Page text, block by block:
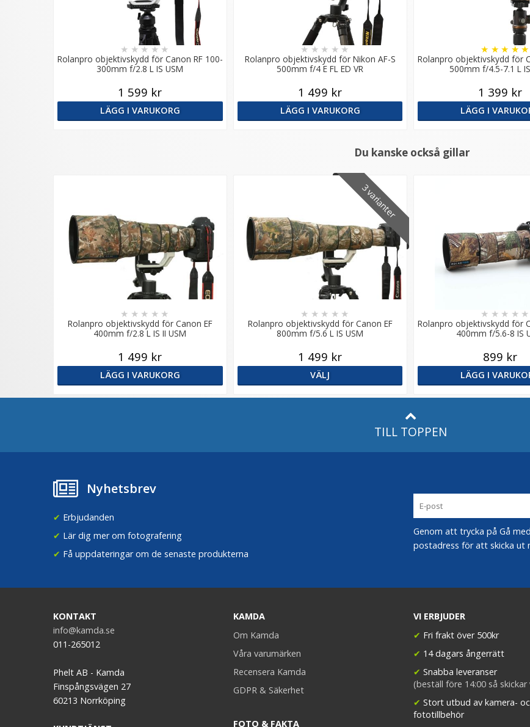
Rolanpro objektivskydd för Canon RF 100-
300mm f/2.8 L IS USM
★ ★ ★★ ★
1 599 kr
LÄGG I VARUKORG
Rolanpro objektivskydd för Nikon AF-S
500mm f/4 E FL ED VR
★★ ★ ★ ★
1 499 kr
LÄGG I VARUKORG
Rolanpro objektivskydd för
500mm f/4.5-7.1 L
★ ★ ★ ★★
1 399 kr
LÄGG I
Du kanske också gillar
Rolanpro objektivskydd för Canon EF
400mm f/2.8 L IS II USM
★ ★ ★ ★ ★
1 499 kr
LÄGG I VARUKORG
3 varianter
Rolanpro objektivskydd för Canon EF
800mm f/5.6 L IS USM
★ ★ ★ ★ ★
1 499 kr
VÄLJ
Rolanpro objektivskydd för
400mm f/5.6-8 IS
★ ★ ★ ★ ★
899 kr
LÄGG I
TILL TOPPEN
Nyhetsbrev
✔ Erbjudanden
✔ Lär dig mer om fotografering
✔ Få uppdateringar om de senaste produkterna
Genom att trycka på Gå
postadress för att skicka ut
KONTAKT
info@kamda.se
011-265012
Phelt AB - Kamda
Finspångsvägen 27
60213 Norrköping
KAMDA
Om Kamda
Våra varumärken
Recensera Kamda
GDPR & Säkerhet
FOTO & FAKTA
VI ERBJUDER
✔ Fri frakt över 500kr
✔ 14 dagars ångerrätt
✔ Snabba leveranser
(beställ före 14:00 så
✔ Stort utbud av kamera-
fototillbehör